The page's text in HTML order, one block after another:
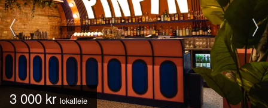
3 000 kr lokalleie